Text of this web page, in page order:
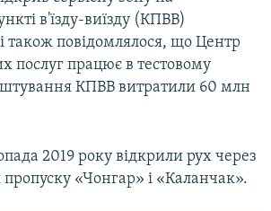
в'їзду-виїзду (КПВВ)
також повідомлялося, що Центр
послуг працює в тестовому
КПВВ витратили 60 млн
2019 року відкрили рух через
«Чонгар» і «Каланчак».